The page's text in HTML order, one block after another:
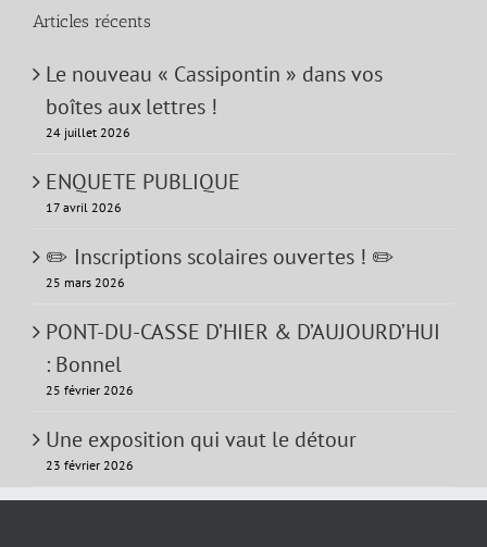
Articles récents
Le nouveau « Cassipontin » dans vos
boîtes aux lettres !
24 juillet 2026
ENQUETE PUBLIQUE
17 avril 2026
✏️ Inscriptions scolaires ouvertes ! ✏️
25 mars 2026
PONT-DU-CASSE D’HIER & D’AUJOURD’HUI
: Bonnel
25 février 2026
Une exposition qui vaut le détour
23 février 2026